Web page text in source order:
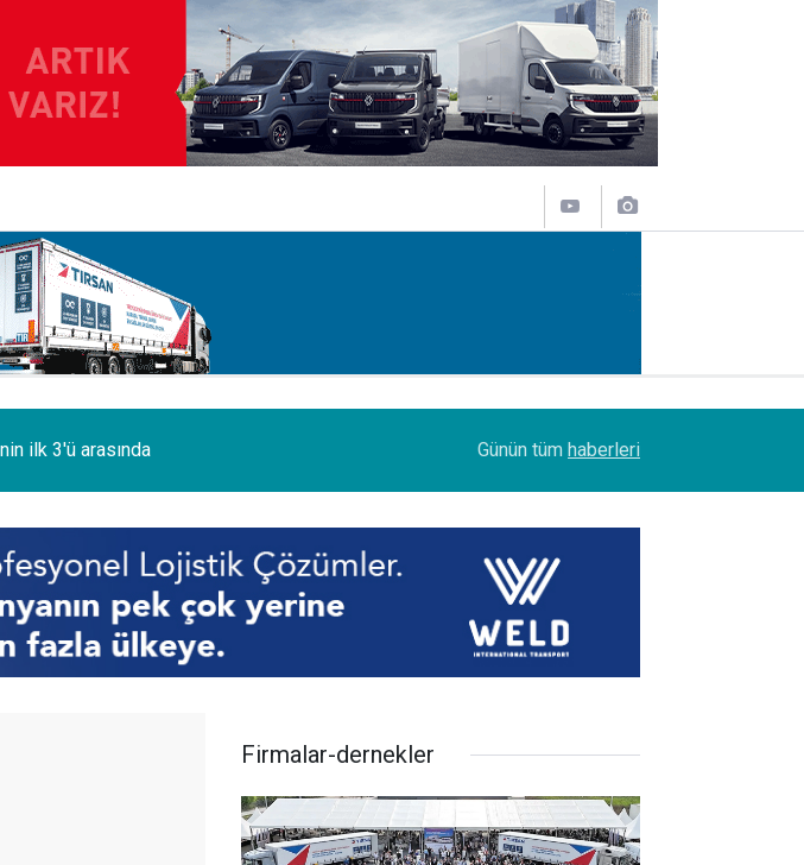
TL’den başlayan fiyatlarla Petrol Ofisi Grubu 18. kez zirvede
Günün tüm haberleri
Firmalar-dernekler